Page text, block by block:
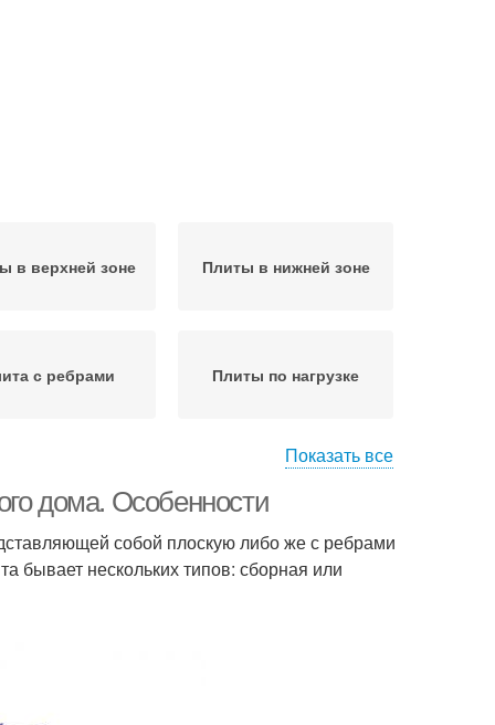
в верхней зоне Плиты в нижней зоне
с ребрами Плиты по нагрузке
Показать все
дома. Особенности
собой плоскую либо же с ребрами
бывает нескольких типов: сборная или